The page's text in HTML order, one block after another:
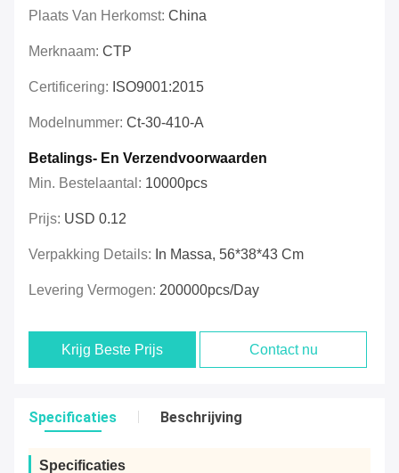
Plaats Van Herkomst: China
Merknaam: CTP
Certificering: ISO9001:2015
Modelnummer: Ct-30-410-A
Betalings- En Verzendvoorwaarden
Min. Bestelaantal: 10000pcs
Prijs: USD 0.12
Verpakking Details: In Massa, 56*38*43 Cm
Levering Vermogen: 200000pcs/day
Krijg Beste Prijs Contact nu
Specificaties Beschrijving
Specificaties